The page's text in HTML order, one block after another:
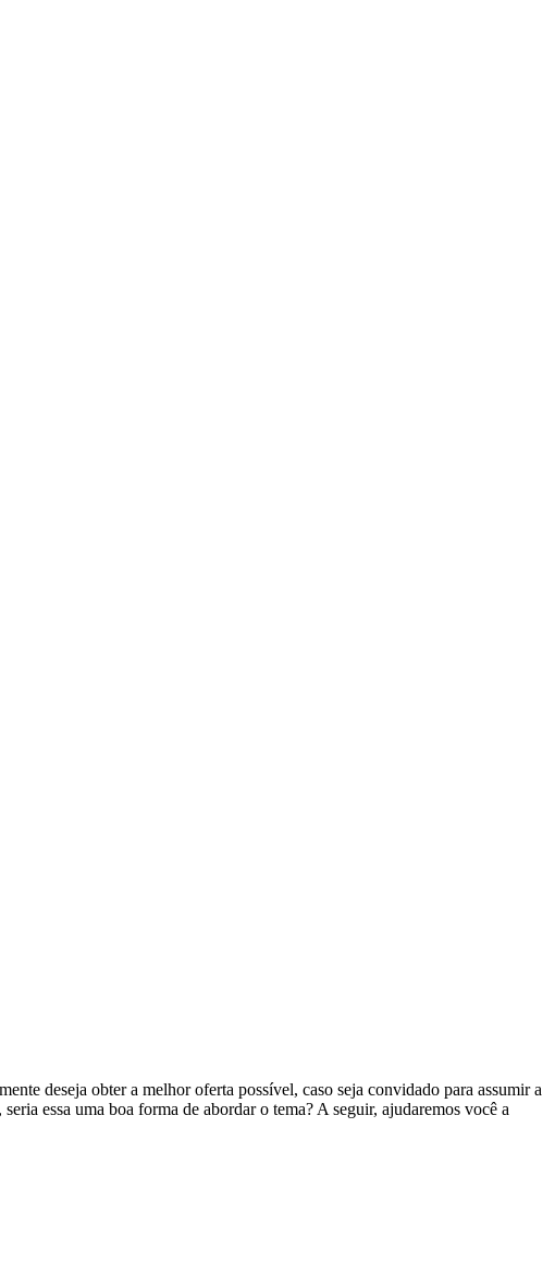
deseja obter a melhor oferta possível, caso seja convidado para assumir a
essa uma boa forma de abordar o tema? A seguir, ajudaremos você a